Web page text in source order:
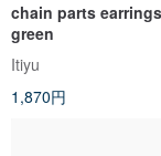
chain parts
green
Itiyu
1,870円